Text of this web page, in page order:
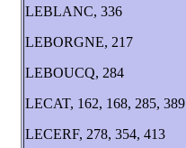
LEBLANC, 336
LEBORGNE, 217
LEBOUCQ, 284
LECAT, 162, 168, 285, 389
LECERF, 278, 354, 413